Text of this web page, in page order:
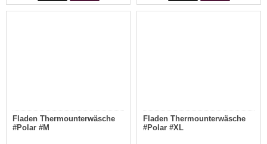
Fladen Thermounterwäsche
#Polar #M
Fladen Thermounterwäsche
#Polar #XL